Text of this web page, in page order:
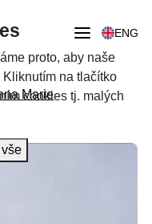
ENG
Marie
proto, aby naše
na tlačítko
cookies tj. malých